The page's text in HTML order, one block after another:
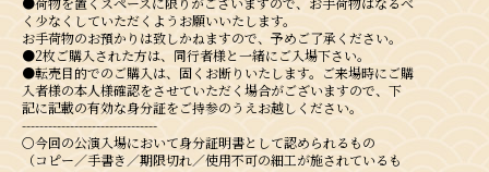
く少なくしていただくようお願いいたします。
お手荷物のお預かりは致しかねますので、予めご了承ください。
●2枚ご購入された方は、同行者様と一緒にご入場下さい。
●転売⽬的でのご購⼊は、固くお断りいたします。ご来場時にご購
入者様の本⼈様確認をさせていただく場合がございますので、下
記に記載の有効な⾝分証をご持参のうえお越しください。
-------------------------------
〇今回の公演入場において身分証明書として認められるもの
（コピー／手書き／期限切れ／使用不可の細工が施されているも